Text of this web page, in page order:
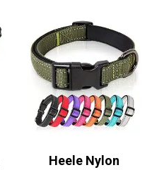
Heele Nylon